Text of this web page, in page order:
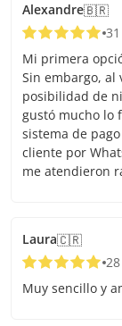
Alexandre🇧🇷
Mi primera
Sin embargo, al
posibilidad de
gustó mucho lo
sistema de
cliente por
me atendieron
Laura🇨🇷
Muy sencillo y